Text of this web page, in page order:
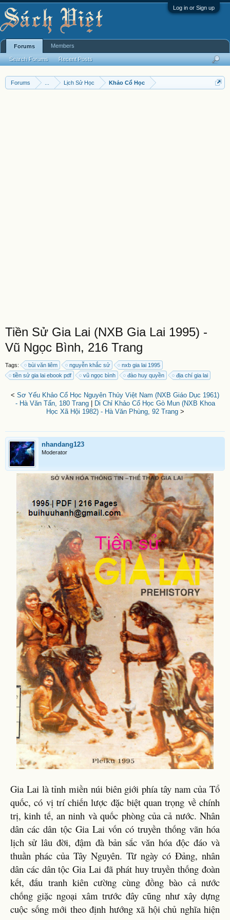
Log in or Sign up
Forums Lịch Sử Học Khảo Cổ Học
Tiền Sử Gia Lai (NXB Gia Lai 1995) -
Vũ Ngọc Bình, 216 Trang
Tags: bùi văn liêm nguyễn khắc sử
nxb gia lai 1995
tiền sử gia lai ebook pdf
vũ ngọc bình đào huy quyền địa chí gia lai
< Sơ Yếu Khảo Cổ Học Nguyên Thủy Việt Nam (NXB Giáo Dục 1961)
- Hà Văn Tấn, 180 Trang|
Di Chỉ Khảo Cổ Học Gò Mun (NXB Khoa
Học Xã Hội 1982) - Hà Văn Phùng, 92 Trang>
nhandang123
Moderator
Gia Lai là tỉnh miền núi biên giới phía tây nam của Tổ
quốc, có vị trí chiến lược đặc biệt quan trọng về chính
trị, kinh tế, an ninh và quốc phòng của cả nước. Nhân
dân các dân tộc Gia Lai vốn có truyền thống vãn hóa
lịch sử lâu đời, đậm đà bản sắc văn hóa độc đáo và
thuần phác của Tây Nguyên. Từ ngày có Đảng, nhân
dân các dân tộc Gia Lai đã phát huy truyền thống đoàn
kết, đấu tranh kiên cường cùng đồng bào cả nước
chống giặc ngoại xâm trước đây cũng như xây dựng
cuộc sống mới theo định hướng xã hội chủ nghĩa hiện
Forums
Search Forums Recent Posts
Members